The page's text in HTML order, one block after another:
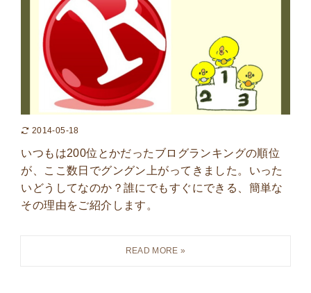
2014-05-18
いつもは200位とかだったブログランキングの順位
が、ここ数日でグングン上がってきました。いった
いどうしてなのか？誰にでもすぐにできる、簡単な
その理由をご紹介します。